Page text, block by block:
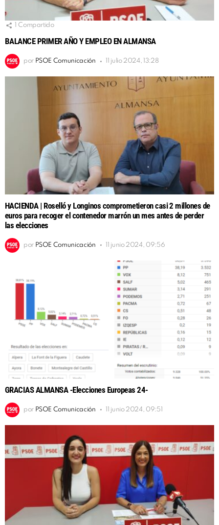
Compartido
BALANCE PRIMER AÑO Y EMPLEO EN ALMANSA
por PSOE Comunicación 11 julio 2024, 13:28
HACIENDA | Roselló y Longinos comprometieron casi 2 millones de
euros para recoger el contenedor marrón un mes antes de perder
las elecciones
por PSOE Comunicación 11 junio 2024, 09:56
GRACIAS ALMANSA -Elecciones Europeas 24-
por PSOE Comunicación 11 junio 2024, 09:51